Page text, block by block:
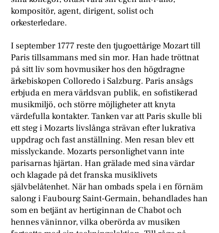
kompositör, agent, dirigent, solist och
orkesterledare.
I september 1777 reste den tjugoettårige Mozart till
Paris tillsammans med sin mor. Han hade tröttnat
på sitt liv som hovmusiker hos den högdragne
ärkebiskopen Colloredo i Salzburg. Paris ansågs
erbjuda en mera världsvan publik, en sofistikerad
musikmiljö, och större möjligheter att knyta
värdefulla kontakter. Tanken var att Paris skulle bli
ett steg i Mozarts livslånga strävan efter lukrativa
uppdrag och fast anställning. Men resan blev ett
misslyckande. Mozarts personlighet vann inte
parisarnas hjärtan. Han grälade med sina värdar
och klagade på det franska musiklivets
självbelåtenhet. När han ombads spela i en förnäm
salong i Faubourg Saint-Germain, behandlades han
som en betjänt av hertiginnan de Chabot och
hennes väninnor, vilka oberörda av musiken